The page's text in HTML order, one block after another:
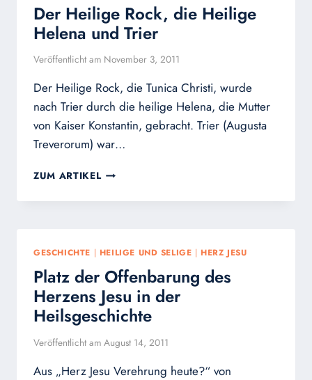
Der Heilige Rock, die Heilige
Helena und Trier
Veröffentlicht am November 3, 2011
Der Heilige Rock, die Tunica Christi, wurde
nach Trier durch die heilige Helena, die Mutter
von Kaiser Konstantin, gebracht. Trier (Augusta
Treverorum) war…
ZUM ARTIKEL DER
ROCK,
UND
TRIER
GESCHICHTE | HEILIGE UND SELIGE | HERZ JESU
Platz der Offenbarung des
Herzens Jesu in der
Heilsgeschichte
Veröffentlicht am August 14, 2011
Aus „Herz Jesu Verehrung heute?“ von